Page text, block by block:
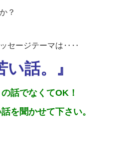
？
セージテーマは‥‥
い話。』
話でなくてOK！
を聞かせて下さい。